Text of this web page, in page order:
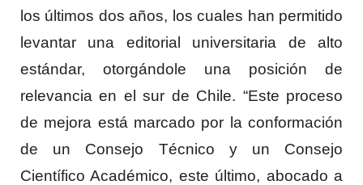
los últimos dos años, los cuales han permitido
levantar una editorial universitaria de alto
estándar, otorgándole una posición de
relevancia en el sur de Chile. “Este proceso
de mejora está marcado por la conformación
de un Consejo Técnico y un Consejo
Científico Académico, este último, abocado a